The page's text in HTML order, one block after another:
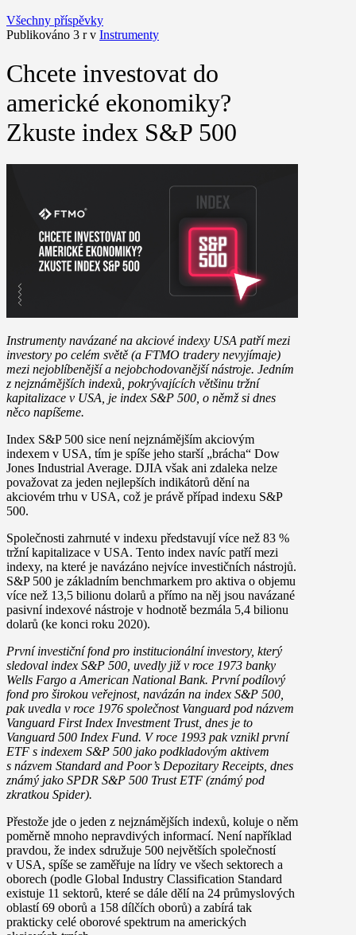
Všechny příspěvky
Publikováno 3 r v Instrumenty
Chcete investovat do
americké ekonomiky?
Zkuste index S&P 500
Instrumenty navázané na akciové indexy USA patří mezi
investory po celém světě (a FTMO tradery nevyjímaje)
mezi nejoblíbenější a nejobchodovanější nástroje. Jedním
z nejznámějších indexů, pokrývajících většinu tržní
kapitalizace v USA, je index S&P 500, o němž si dnes
něco napíšeme.
Index S&P 500 sice není nejznámějším akciovým
indexem v USA, tím je spíše jeho starší „brácha“ Dow
Jones Industrial Average. DJIA však ani zdaleka nelze
považovat za jeden nejlepších indikátorů dění na
akciovém trhu v USA, což je právě případ indexu S&P
500.
Společnosti zahrnuté v indexu představují více než 83 %
tržní kapitalizace v USA. Tento index navíc patří mezi
indexy, na které je navázáno nejvíce investičních nástrojů.
S&P 500 je základním benchmarkem pro aktiva o objemu
více než 13,5 bilionu dolarů a přímo na něj jsou navázané
pasivní indexové nástroje v hodnotě bezmála 5,4 bilionu
dolarů (ke konci roku 2020).
První investiční fond pro institucionální investory, který
sledoval index S&P 500, uvedly již v roce 1973 banky
Wells Fargo a American National Bank. První podílový
fond pro širokou veřejnost, navázán na index S&P 500,
pak uvedla v roce 1976 společnost Vanguard pod názvem
Vanguard First Index Investment Trust, dnes je to
Vanguard 500 Index Fund. V roce 1993 pak vznikl první
ETF s indexem S&P 500 jako podkladovým aktivem
s názvem Standard and Poor’s Depozitary Receipts, dnes
známý jako SPDR S&P 500 Trust ETF (známý pod
zkratkou Spider).
Přestože jde o jeden z nejznámějších indexů, koluje o něm
poměrně mnoho nepravdivých informací. Není například
pravdou, že index sdružuje 500 největších společností
v USA, spíše se zaměřuje na lídry ve všech sektorech a
oborech (podle Global Industry Classification Standard
existuje 11 sektorů, které se dále dělí na 24 průmyslových
oblastí 69 oborů a 158 dílčích oborů) a zabírá tak
prakticky celé oborové spektrum na amerických